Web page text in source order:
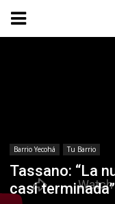
Barrio Yecohá Tu Barrio
Tassano: “La
casi terminada”